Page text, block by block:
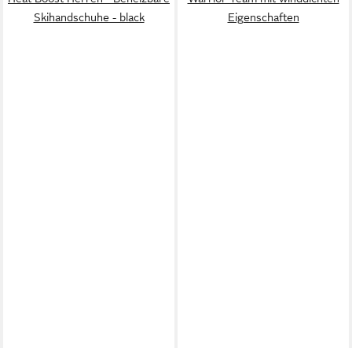
Skihandschuhe - black
Eigenschaften